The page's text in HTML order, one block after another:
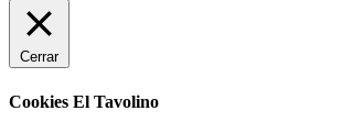
Cerrar
Cookies El Tavolino